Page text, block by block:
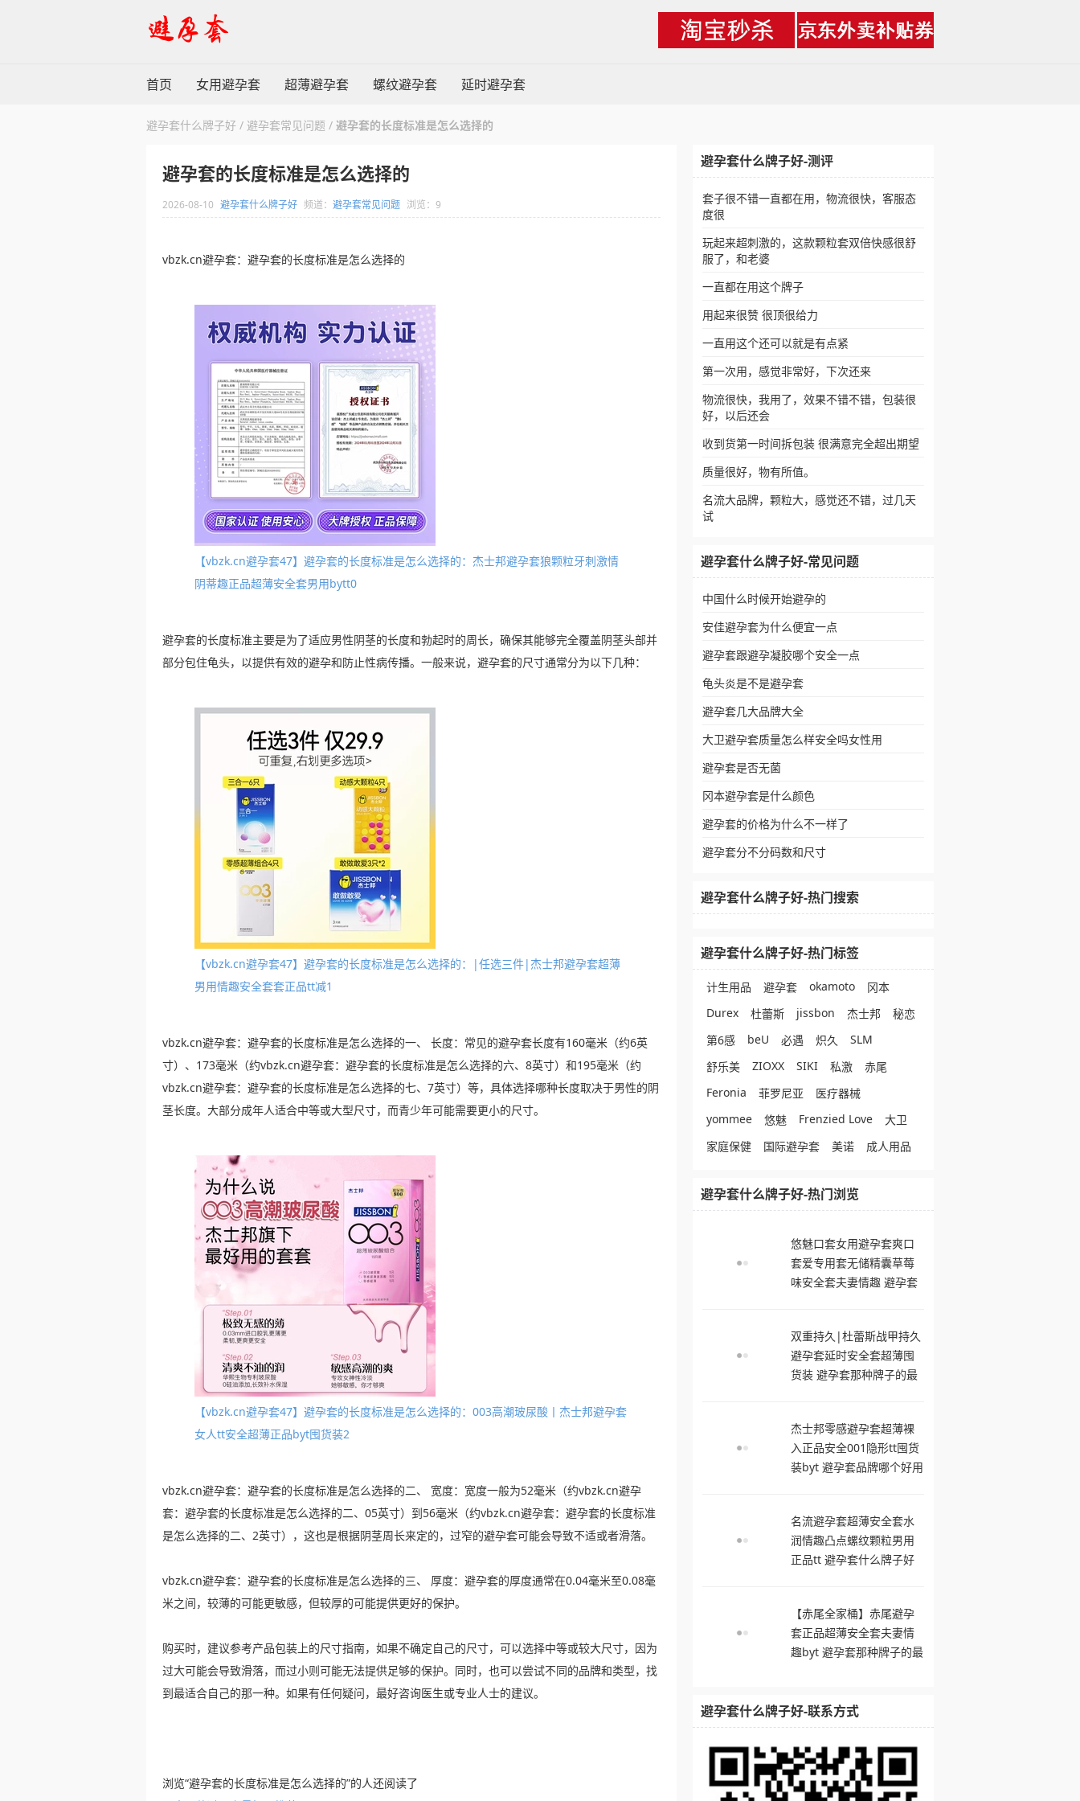
首页 女用避孕套 超薄避孕套 螺纹避孕套 延时避孕套
避孕套什么牌子好 / 避孕套常见问题 / 避孕套的长度标准是怎么选择的
避孕套的长度标准是怎么选择的
2026-08-10 避孕套什么牌子好 频道： 避孕套常见问题 浏览：9
vbzk.cn避孕套：避孕套的长度标准是怎么选择的
【vbzk.cn避孕套47】避孕套的长度标准是怎么选择的：杰士邦避孕套狼颗粒牙刺激情
阴蒂趣正品超薄安全套男用bytt0
避孕套的长度标准主要是为了适应男性阴茎的长度和勃起时的周长，确保其能够完全覆盖阴茎头部并
部分包住龟头，以提供有效的避孕和防止性病传播。一般来说，避孕套的尺寸通常分为以下几种：
【vbzk.cn避孕套47】避孕套的长度标准是怎么选择的：|任选三件|杰士邦避孕套超薄
男用情趣安全套套正品tt减1
vbzk.cn避孕套：避孕套的长度标准是怎么选择的一、 长度：常见的避孕套长度有160毫米（约6英
寸）、173毫米（约vbzk.cn避孕套：避孕套的长度标准是怎么选择的六、8英寸）和195毫米（约
vbzk.cn避孕套：避孕套的长度标准是怎么选择的七、7英寸）等，具体选择哪种长度取决于男性的阴
茎长度。大部分成年人适合中等或大型尺寸，而青少年可能需要更小的尺寸。
【vbzk.cn避孕套47】避孕套的长度标准是怎么选择的：003高潮玻尿酸丨杰士邦避孕套
女人tt安全超薄正品byt囤货装2
vbzk.cn避孕套：避孕套的长度标准是怎么选择的二、 宽度：宽度一般为52毫米（约vbzk.cn避孕
套：避孕套的长度标准是怎么选择的二、05英寸）到56毫米（约vbzk.cn避孕套：避孕套的长度标准
是怎么选择的二、2英寸），这也是根据阴茎周长来定的，过窄的避孕套可能会导致不适或者滑落。
vbzk.cn避孕套：避孕套的长度标准是怎么选择的三、 厚度：避孕套的厚度通常在0.04毫米至0.08毫
米之间，较薄的可能更敏感，但较厚的可能提供更好的保护。
购买时，建议参考产品包装上的尺寸指南，如果不确定自己的尺寸，可以选择中等或较大尺寸，因为
过大可能会导致滑落，而过小则可能无法提供足够的保护。同时，也可以尝试不同的品牌和类型，找
到最适合自己的那一种。如果有任何疑问，最好咨询医生或专业人士的建议。
浏览“避孕套的长度标准是怎么选择的”的人还阅读了
避孕套什么牌子好-测评
套子很不错一直都在用，物流很快，客服态
度很
玩起来超刺激的，这款颗粒套双倍快感很舒
服了，和老婆
一直都在用这个牌子
用起来很赞 很顶很给力
一直用这个还可以就是有点紧
第一次用，感觉非常好，下次还来
物流很快，我用了，效果不错不错，包装很
好，以后还会
收到货第一时间拆包装 很满意完全超出期望
质量很好，物有所值。
名流大品牌，颗粒大，感觉还不错，过几天
试
避孕套什么牌子好-常见问题
中国什么时候开始避孕的
安佳避孕套为什么便宜一点
避孕套跟避孕凝胶哪个安全一点
龟头炎是不是避孕套
避孕套几大品牌大全
大卫避孕套质量怎么样安全吗女性用
避孕套是否无菌
冈本避孕套是什么颜色
避孕套的价格为什么不一样了
避孕套分不分码数和尺寸
避孕套什么牌子好-热门搜索
避孕套什么牌子好-热门标签
计生用品 避孕套 okamoto
冈本
Durex
杜蕾斯 jissbon 杰士邦
秘恋
第6感
beU 必遇 炽久
SLM
舒乐美
ZIOXX SIKI 私激
赤尾
Feronia
菲罗尼亚
医疗器械
yommee
悠魅 Frenzied Love
大卫
家庭保健
国际避孕套 美诺 成人用品
避孕套什么牌子好-热门浏览
悠魅口套女用避孕套爽口
套爱专用套无储精囊草莓
味安全套夫妻情趣 避孕套
双重持久|杜蕾斯战甲持久
避孕套延时安全套超薄囤
货装 避孕套那种牌子的最
杰士邦零感避孕套超薄裸
入正品安全001隐形tt囤货
装byt 避孕套品牌哪个好用
名流避孕套超薄安全套水
润情趣凸点螺纹颗粒男用
正品tt 避孕套什么牌子好
【赤尾全家桶】赤尾避孕
套正品超薄安全套夫妻情
趣byt 避孕套那种牌子的最
避孕套什么牌子好-联系方式